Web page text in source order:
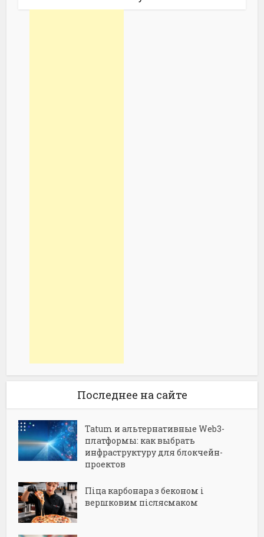
Последнее на сайте
Tatum и альтернативные Web3-
платформы: как выбрать
инфраструктуру для блокчейн-
проектов
Піца карбонара з беконом і
вершковим післясмаком